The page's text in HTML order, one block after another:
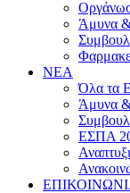
Άμυνα
ΝΕΑ
Όλα τα
Άμυνα
ΕΣΠΑ